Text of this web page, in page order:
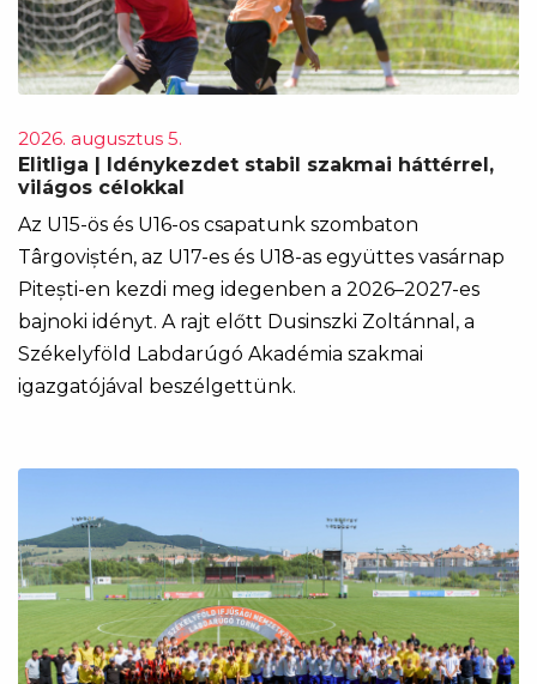
2026. augusztus 5.
Elitliga | Idénykezdet stabil szakmai háttérrel,
világos célokkal
Az U15-ös és U16-os csapatunk szombaton
Târgoviștén, az U17-es és U18-as együttes vasárnap
Pitești-en kezdi meg idegenben a 2026–2027-es
bajnoki idényt. A rajt előtt Dusinszki Zoltánnal, a
Székelyföld Labdarúgó Akadémia szakmai
igazgatójával beszélgettünk.